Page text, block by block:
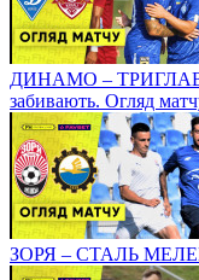
ДИНАМО – ТРИГЛАВ.
забивають. Огляд
ЗОРЯ – СТАЛЬ